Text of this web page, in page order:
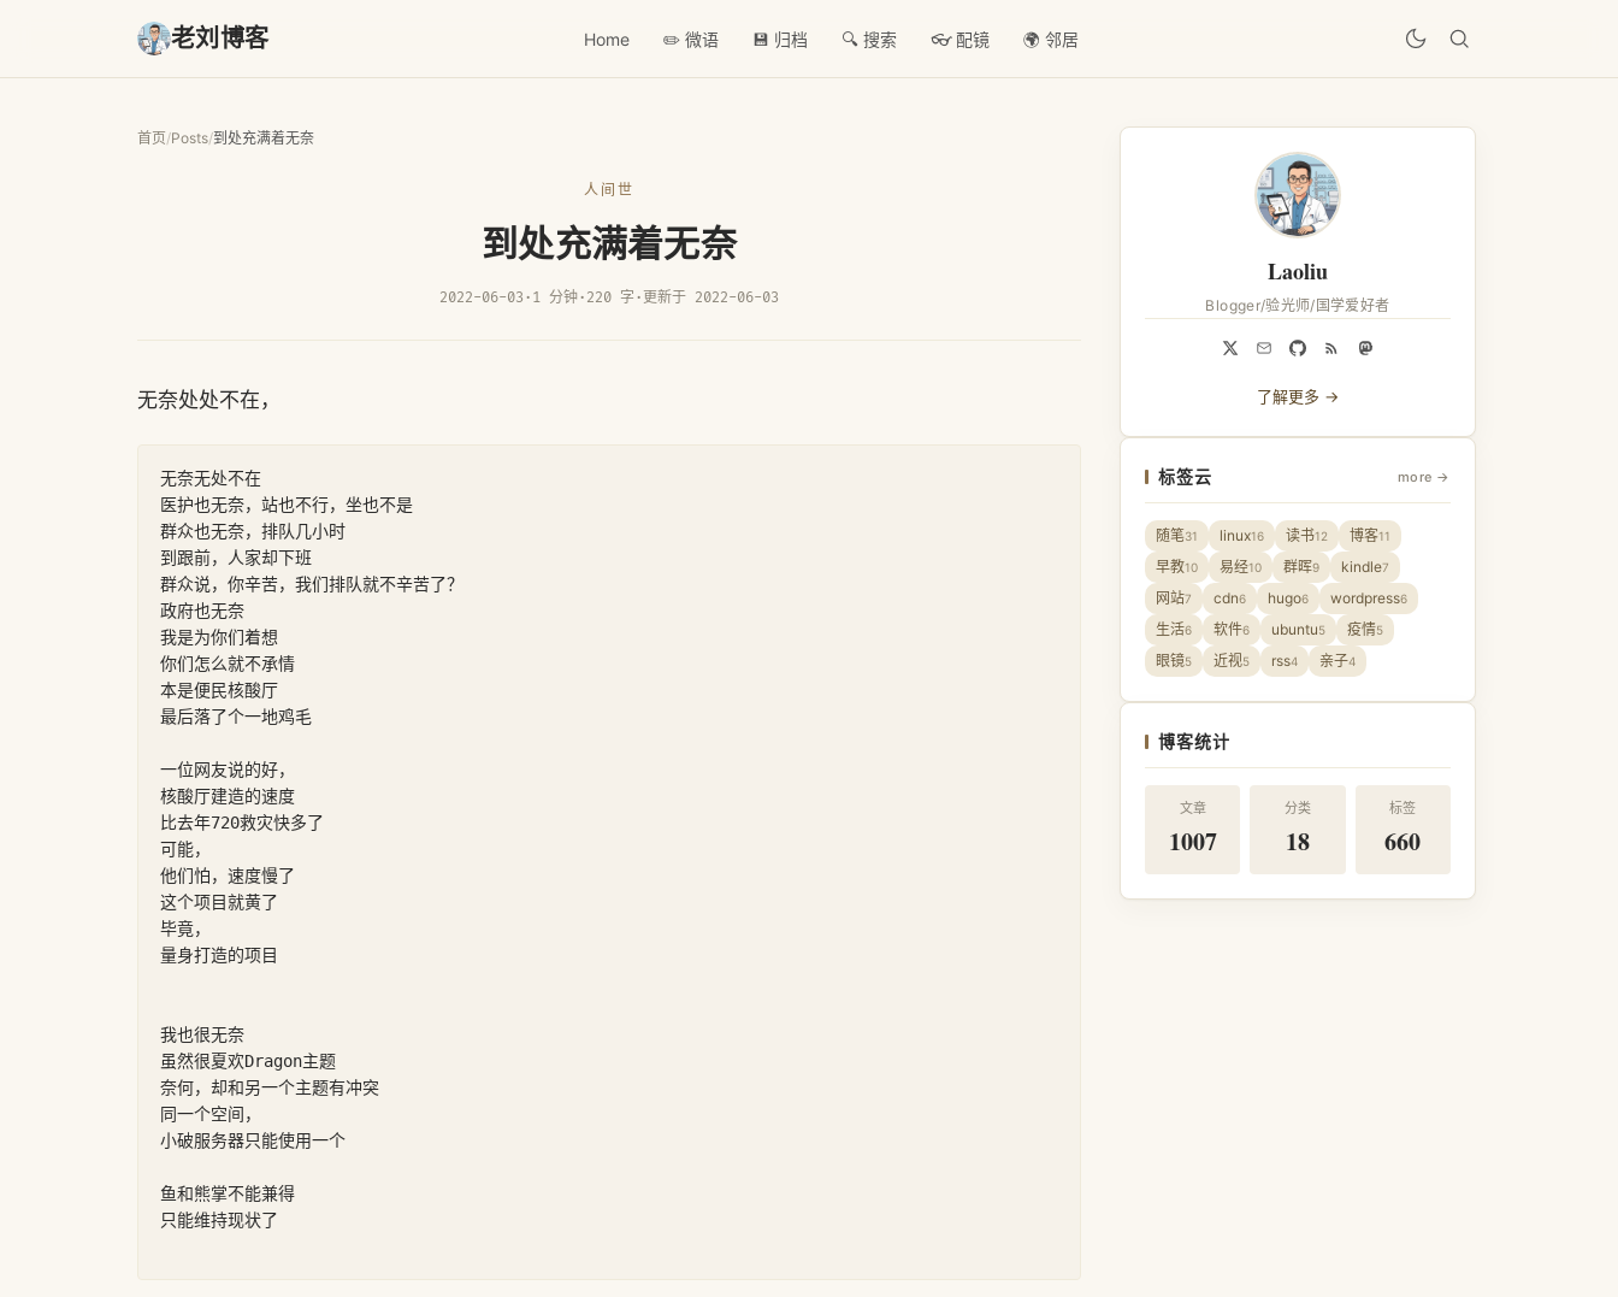
老刘博客 Home ✏️ 微语 💾 归档 🔍 搜索 👓 配镜 🌍 邻居
首页/Posts/到处充满着无奈
人间世
到处充满着无奈
2022-06-03 · 1 分钟· 220 字 · 更新于 2022-06-03
无奈处处不在，
无奈无处不在
医护也无奈，站也不行，坐也不是
群众也无奈，排队几小时
到跟前，人家却下班
群众说，你辛苦，我们排队就不辛苦了？
政府也无奈
我是为你们着想
你们怎么就不承情
本是便民核酸厅
最后落了个一地鸡毛
一位网友说的好，
核酸厅建造的速度
比去年720救灾快多了
可能，
他们怕，速度慢了
这个项目就黄了
毕竟，
量身打造的项目
我也很无奈
虽然很夏欢Dragon主题
奈何，却和另一个主题有冲突
同一个空间，
小破服务器只能使用一个
鱼和熊掌不能兼得
只能维持现状了
Laoliu
Blogger/验光师/国学爱好者
了解更多 →
标签云 more →
随笔31 linux16 读书12 博客11
早教10 易经10 群晖9 kindle7
网站7 cdn6 hugo6 wordpress6
生活6 软件6 ubuntu5 疫情5
眼镜5 近视5 rss4 亲子4
博客统计
文章
1007
分类
18
标签
660